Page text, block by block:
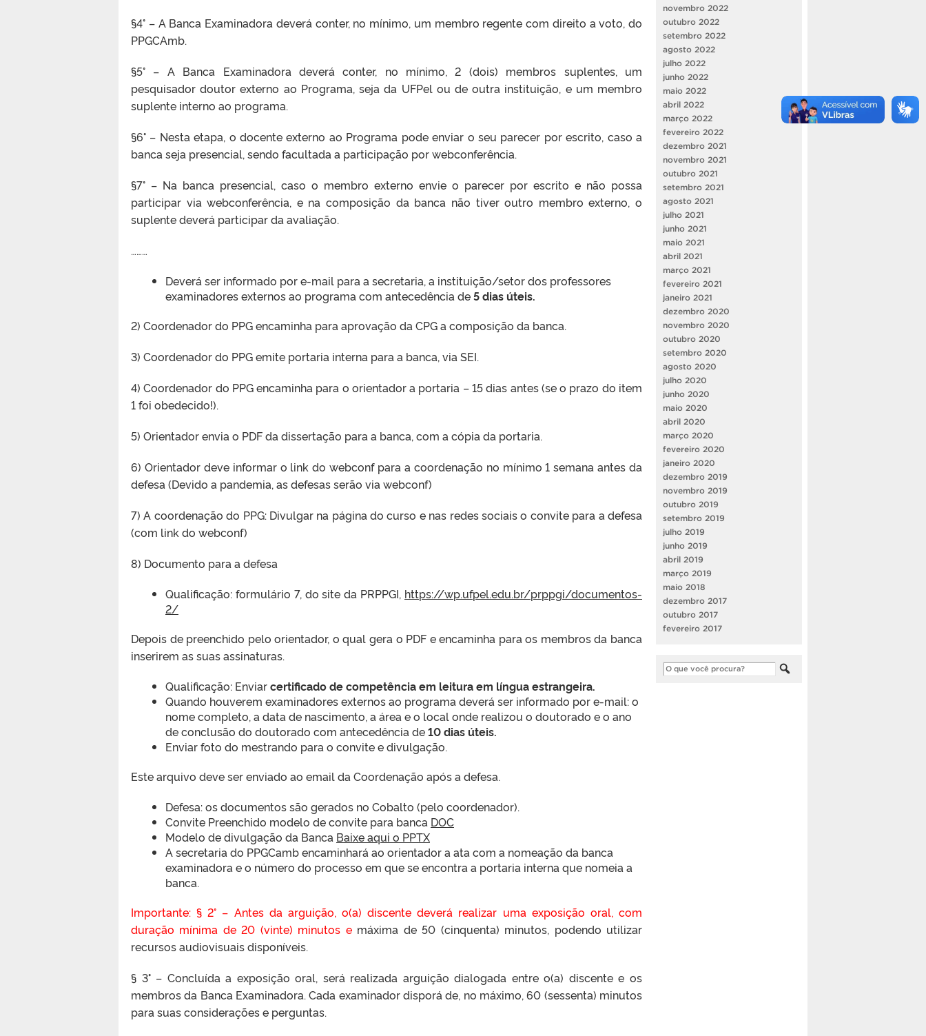
§4° – A Banca Examinadora deverá conter, no mínimo, um membro regente com direito a voto, do
PPGCAmb.
§5° – A Banca Examinadora deverá conter, no mínimo, 2 (dois) membros suplentes, um
pesquisador doutor externo ao Programa, seja da UFPel ou de outra instituição, e um membro
suplente interno ao programa.
§6° – Nesta etapa, o docente externo ao Programa pode enviar o seu parecer por escrito, caso a
banca seja presencial, sendo facultada a participação por webconferência.
§7° – Na banca presencial, caso o membro externo envie o parecer por escrito e não possa
participar via webconferência, e na composição da banca não tiver outro membro externo, o
suplente deverá participar da avaliação.
………
Deverá ser informado por e-mail para a secretaria, a instituição/setor dos professores
examinadores externos ao programa com antecedência de5 dias úteis.
2) Coordenador do PPG encaminha para aprovação da CPG a composição da banca.
3) Coordenador do PPG emite portaria interna para a banca, via SEI.
4) Coordenador do PPG encaminha para o orientador a portaria – 15 dias antes (se o prazo do item
1 foi obedecido!).
5) Orientador envia o PDF da dissertação para a banca, com a cópia da portaria.
6) Orientador deve informar o link do webconf para a coordenação no mínimo 1 semana antes da
defesa (Devido a pandemia, as defesas serão via webconf)
7) A coordenação do PPG: Divulgar na página do curso e nas redes sociais o convite para a defesa
(com link do webconf)
8) Documento para a defesa
Qualificação: formulário 7, do site da PRPPGI, https://wp.ufpel.edu.br/prppgi/documentos-
2/
Depois de preenchido pelo orientador, o qual gera o PDF e encaminha para os membros da banca
inserirem as suas assinaturas.
Qualificação: Enviarcertificado de competência em leitura em língua estrangeira.
Quando houverem examinadores externos ao programa deverá ser informado por e-mail: o
nome completo, a data de nascimento, a área e o local onde realizou o doutorado e o ano
de conclusão do doutorado com antecedência de10 dias úteis.
Enviar foto do mestrando para o convite e divulgação.
Este arquivo deve ser enviado ao email da Coordenação após a defesa.
Defesa: os documentos são gerados no Cobalto (pelo coordenador).
Convite Preenchido modelo de convite para banca DOC
Modelo de divulgação da Banca Baixe aqui o PPTX
A secretaria do PPGCamb encaminhará ao orientador a ata com a nomeação da banca
examinadora e o número do processo em que se encontra a portaria interna que nomeia a
banca.
Importante: § 2° – Antes da arguição, o(a) discente deverá realizar uma exposição oral, com
duração mínima de 20 (vinte) minutos e máxima de 50 (cinquenta) minutos, podendo utilizar
recursos audiovisuais disponíveis.
§ 3° – Concluída a exposição oral, será realizada arguição dialogada entre o(a) discente e os
membros da Banca Examinadora. Cada examinador disporá de, no máximo, 60 (sessenta) minutos
para suas considerações e perguntas.
novembro 2022
outubro 2022
setembro 2022
agosto 2022
julho 2022
junho 2022
maio 2022
abril 2022
março 2022
fevereiro 2022
dezembro 2021
novembro 2021
outubro 2021
setembro 2021
agosto 2021
julho 2021
junho 2021
maio 2021
abril 2021
março 2021
fevereiro 2021
janeiro 2021
dezembro 2020
novembro 2020
outubro 2020
setembro 2020
agosto 2020
julho 2020
junho 2020
maio 2020
abril 2020
março 2020
fevereiro 2020
janeiro 2020
dezembro 2019
novembro 2019
outubro 2019
setembro 2019
julho 2019
junho 2019
abril 2019
março 2019
maio 2018
dezembro 2017
outubro 2017
fevereiro 2017